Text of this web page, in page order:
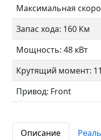
Максимальная
Запас хода: 160 Км
Мощность: 48 кВт
Крутящий момент:
Привод: Front
Описание